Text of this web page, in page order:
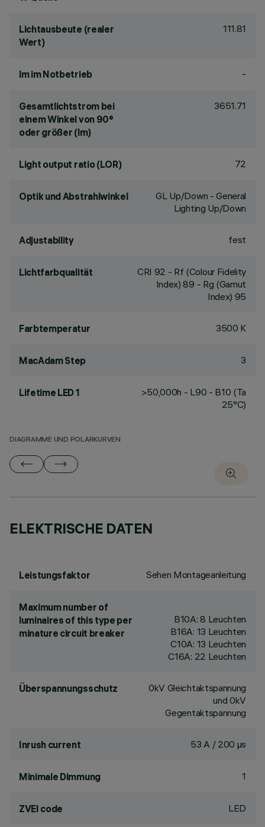
Lichtausbeute (realer
Wert)
111.81
lm im Notbetrieb -
Gesamtlichtstrom bei
einem Winkel von 90°
oder größer (lm)
3651.71
Light output ratio (LOR) 72
Optik und Abstrahlwinkel
GL Up/Down - General
Lighting Up/Down
Adjustability fest
Lichtfarbqualität CRI 92 - Rf (Colour Fidelity
Index) 89 - Rg (Gamut
Index) 95
Farbtemperatur 3500 K
MacAdam Step 3
Lifetime LED 1
>50,000h - L90 - B10 (Ta
25°C)
DIAGRAMME UND POLARKURVEN
ELEKTRISCHE DATEN
Leistungsfaktor Sehen Montageanleitung
Maximum number of
luminaires of this type per
minature circuit breaker
B10A: 8 Leuchten
B16A: 13 Leuchten
C10A: 13 Leuchten
C16A: 22 Leuchten
Überspannungsschutz
0kV Gleichtaktspannung
und 0kV
Gegentaktspannung
Inrush current 53 A / 200 µs
Minimale Dimmung 1
ZVEI code LED